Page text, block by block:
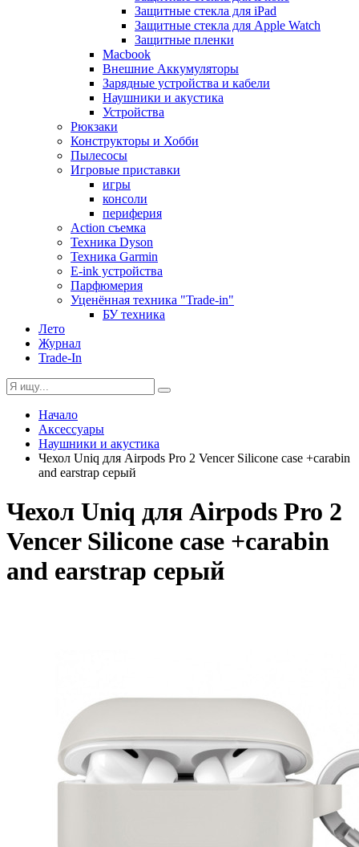
Защитные стекла для iPad
Защитные стекла для Apple Watch
Защитные пленки
Macbook
Внешние Аккумуляторы
Зарядные устройства и кабели
Наушники и акустика
Устройства
Рюкзаки
Конструкторы и Хобби
Пылесосы
Игровые приставки
игры
консоли
периферия
Action съемка
Техника Dyson
Техника Garmin
E-ink устройства
Парфюмерия
Уценённая техника "Trade-in"
БУ техника
Лето
Журнал
Trade-In
Начало
Аксессуары
Наушники и акустика
Чехол Uniq для Airpods Pro 2 Vencer Silicone case +carabin
and earstrap серый
Чехол Uniq для Airpods Pro 2
Vencer Silicone case +carabin
and earstrap серый